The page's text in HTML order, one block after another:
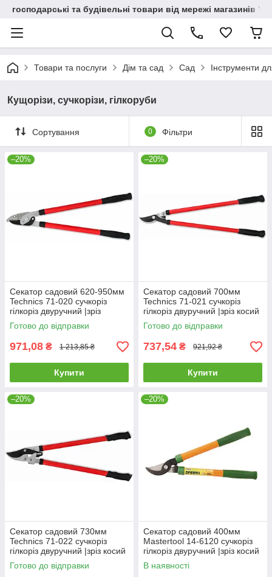
господарські та будівельні товари від мережі магазинів
Товари та послуги Дім та сад Сад Інструменти
Кущорізи, сучкорізи, гілкоруби
Сортування 0 Фільтри
–20%
Секатор садовий 620-950мм
Technics 71-020 сучкоріз
гілкоріз двуручний |зріз
прямий 35мм для дерев
винограда кущів гілок квітів
Готово до відправки
971,08 ₴ 1 213,85 ₴
Купити
–20%
Секатор садовий 700мм
Technics 71-021 сучкоріз
гілкоріз двуручний |зріз косий
25мм для дерев винограда
кущів гілок квітів
Готово до відправки
737,54 ₴ 921,92 ₴
Купити
–20%
Секатор садовий 730мм
Technics 71-022 сучкоріз
гілкоріз двуручний |зріз косий
35мм для дерев винограда
кущів гілок квітів
Готово до відправки
–20%
Секатор садовий 400мм
Mastertool 14-6120 сучкоріз
гілкоріз двуручний |зріз косий
32мм для дерев винограда
кущів гілок квітів
В наявності